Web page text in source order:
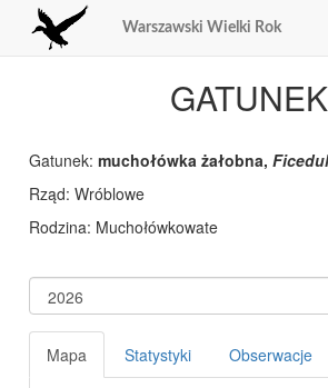
Warszawski Wielki Rok
GATUNEK
Gatunek:muchołówka żałobna,
Rząd:
Rodzina:
Mapa Statystyki Obserwacje